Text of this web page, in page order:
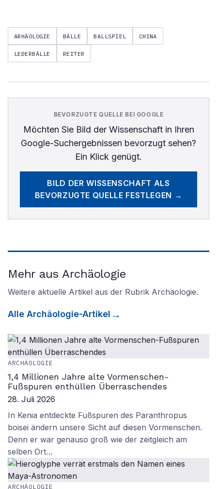
ARHÄOLOGIE BÄLLE BALLSPIEL CHINA
LEDERBÄLLE REITER
BEVORZUGTE QUELLE BEI GOOGLE
Möchten Sie Bild der Wissenschaftin Ihren
Google-Suchergebnissen bevorzugt sehen?
Ein Klick genügt.
BILD DER WISSENSCHAFT ALS
BEVORZUGTE QUELLE FESTLEGEN →
Mehr aus Archäologie
Weitere aktuelle Artikel aus der Rubrik Archäologie.
Alle Archäologie-Artikel
ARCHÄOLOGIE
1,4 Millionen Jahre alte Vormenschen-
Fußspuren enthüllen Überraschendes
28. Juli 2026
In Kenia entdeckte Fußspuren des Paranthropus
boisei ändern unsere Sicht auf diesen Vormenschen.
Denn er war genauso groß wie der zeitgleich am
selben Ort…
ARCHÄOLOGIE